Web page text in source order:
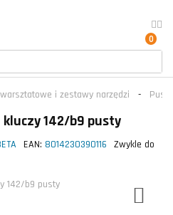
0
i zestawy narzędzi
142/b9 pusty
EAN: 8014230390116
Zwykle do